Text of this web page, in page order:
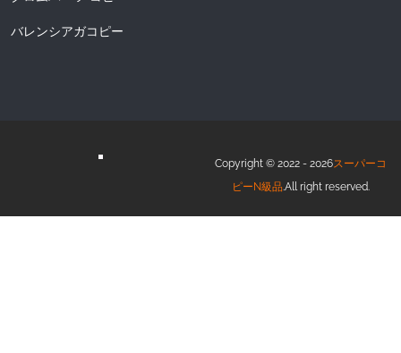
バレンシアガコピー
Copyright © 2022 - 2026スーパーコ
ピーN級品.All right reserved.